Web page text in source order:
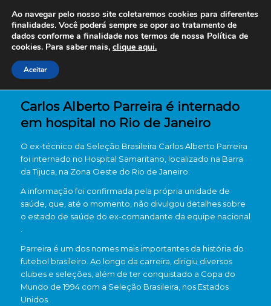
Carlos Alberto Parreira é internado
em hospital no Rio de Janeiro
O ex-técnico da Seleção Brasileira Carlos Alberto Parreira
foi internado no Hospital Samaritano, localizado na Barra
da Tijuca, na Zona Oeste do Rio de Janeiro.
A informação foi confirmada pela própria unidade de
saúde, que, até o momento, não divulgou detalhes sobre
o estado de saúde do ex-comandante da equipe nacional
Parreira é um dos nomes mais importantes da história do
futebol brasileiro. Ao longo da carreira, dirigiu diversos
clubes e seleções, além de ter conquistado a Copa do
Mundo de 1994 com a Seleção Brasileira, nos Estados
Unidos.
Ao navegar pelo nosso site coletaremos cookies para diferentes
finalidades. Você poderá sempre se opor ao tratamento de
dados conforme a finalidade nos termos de nossa Política de
cookies. Para saber mais, clique aqui.
Aceitar